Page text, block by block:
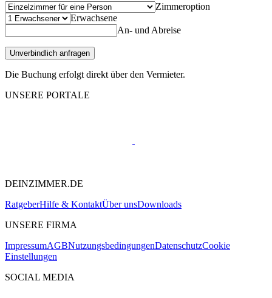
Zimmeroption
Erwachsene
An- und Abreise
Unverbindlich anfragen
Die Buchung erfolgt direkt über den Vermieter.
UNSERE PORTALE
DEINZIMMER.DE
RatgeberHilfe & KontaktÜber unsDownloads
UNSERE FIRMA
ImpressumAGBNutzungsbedingungenDatenschutzCookie
Einstellungen
SOCIAL MEDIA